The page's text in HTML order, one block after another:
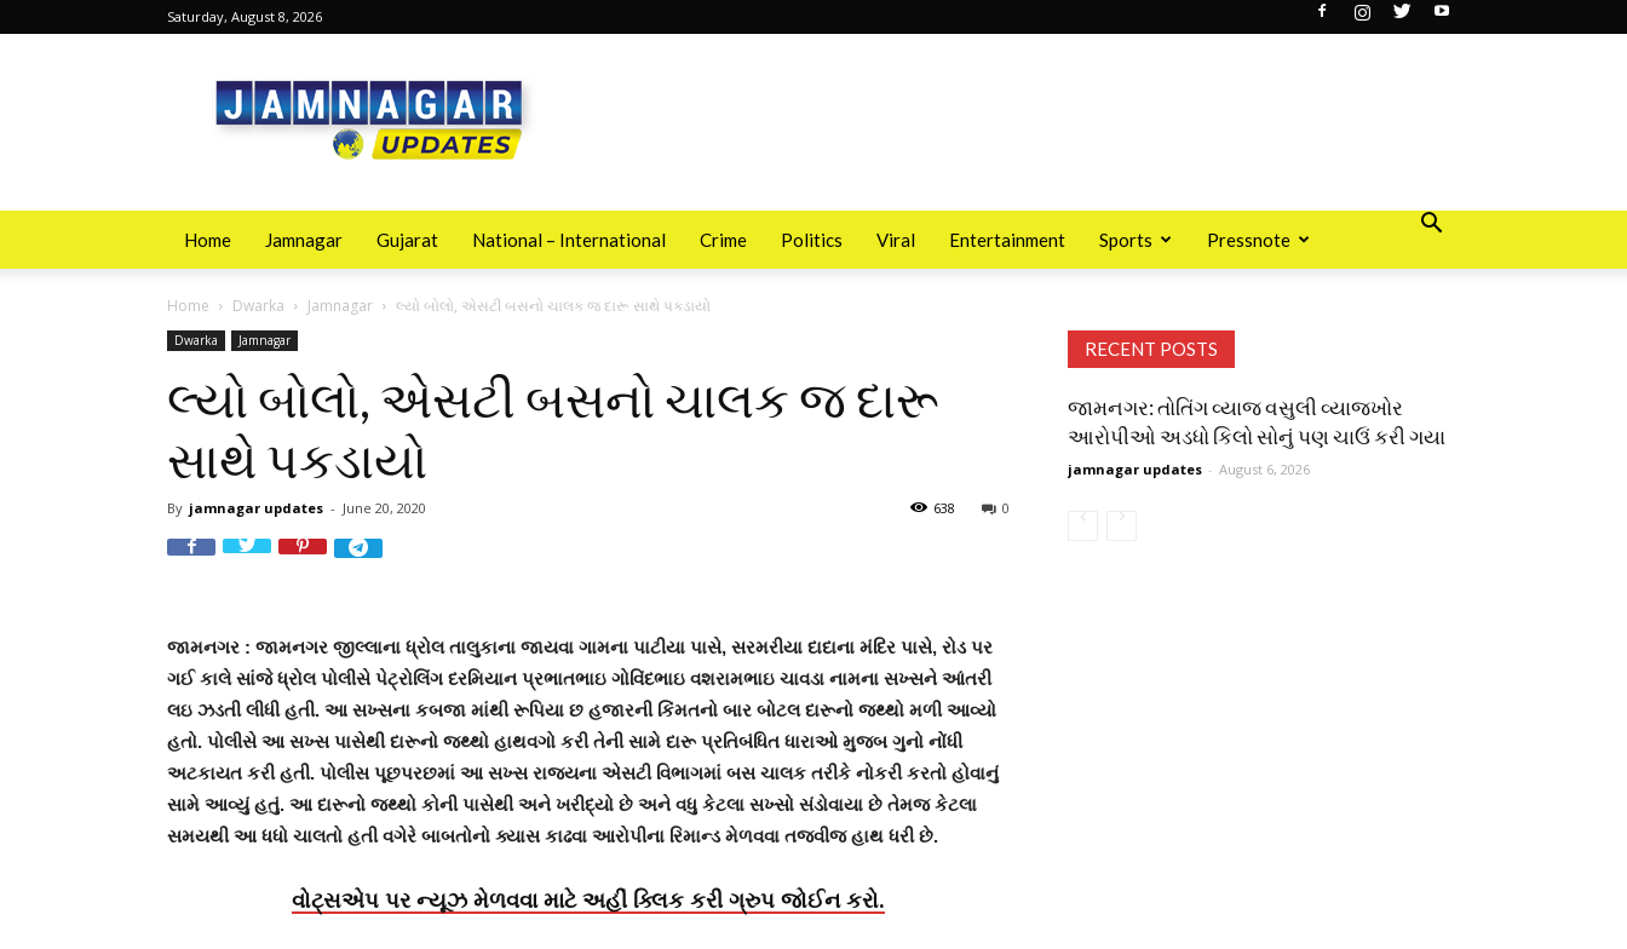
Saturday, August 8, 2026
Jamnagarupdates
Home Jamnagar Gujarat National – International Crime Politics Viral Entertainment Sports Pressnote
Home Dwarka Jamnagar લ્યો બોલો, એસટી બસનો ચાલક જ દારૂ સાથે પકડાયો
Dwarka Jamnagar
લ્યો બોલો, એસટી બસનો ચાલક જ દારૂ
સાથે પકડાયો
By jamnagar updates - June 20, 2020 0
638
જામનગર : જામનગર જીલ્લાના ધ્રોલ તાલુકાના જાયવા ગામના પાટીયા પાસે, સરમરીયા દાદાના મંદિર પાસે, રોડ પર
ગઈ કાલે સાંજે ધ્રોલ પોલીસે પેટ્રોલિંગ દરમિયાન પ્રભાતભાઇ ગોવિંદભાઇ વશરામભાઇ ચાવડા નામના સખ્સને આંતરી
લઇ ઝડતી લીધી હતી. આ સખ્સના કબજા માંથી રૂપિયા છ હજારની કિંમતનો બાર બોટલ દારૂનો જથ્થો મળી આવ્યો
હતો. પોલીસે આ સખ્સ પાસેથી દારૂનો જથ્થો હાથવગો કરી તેની સામે દારૂ પ્રતિબંધિત ધારાઓ મુજબ ગુનો નોંધી
અટકાયત કરી હતી. પોલીસ પૂછપરછમાં આ સખ્સ રાજ્યના એસટી વિભાગમાં બસ ચાલક તરીકે નોકરી કરતો હોવાનું
સામે આવ્યું હતું. આ દારૂનો જથ્થો કોની પાસેથી અને ખરીદ્યો છે અને વધુ કેટલા સખ્સો સંડોવાયા છે તેમજ કેટલા
સમયથી આ ધધો ચાલતો હતી વગેરે બાબતોનો ક્યાસ કાઢવા આરોપીના રિમાન્ડ મેળવવા તજવીજ હાથ ધરી છે.
વોટ્સએપ પર ન્યૂઝ મેળવવા માટે અહીં ક્લિક કરી ગ્રુપ જોઈન કરો.
RECENT POSTS
જામનગર: તોતિંગ વ્યાજ વસુલી વ્યાજખોર
આરોપીઓ અડધો કિલો સોનું પણ ચાઉં કરી ગયા
jamnagar updates - August 6, 2026